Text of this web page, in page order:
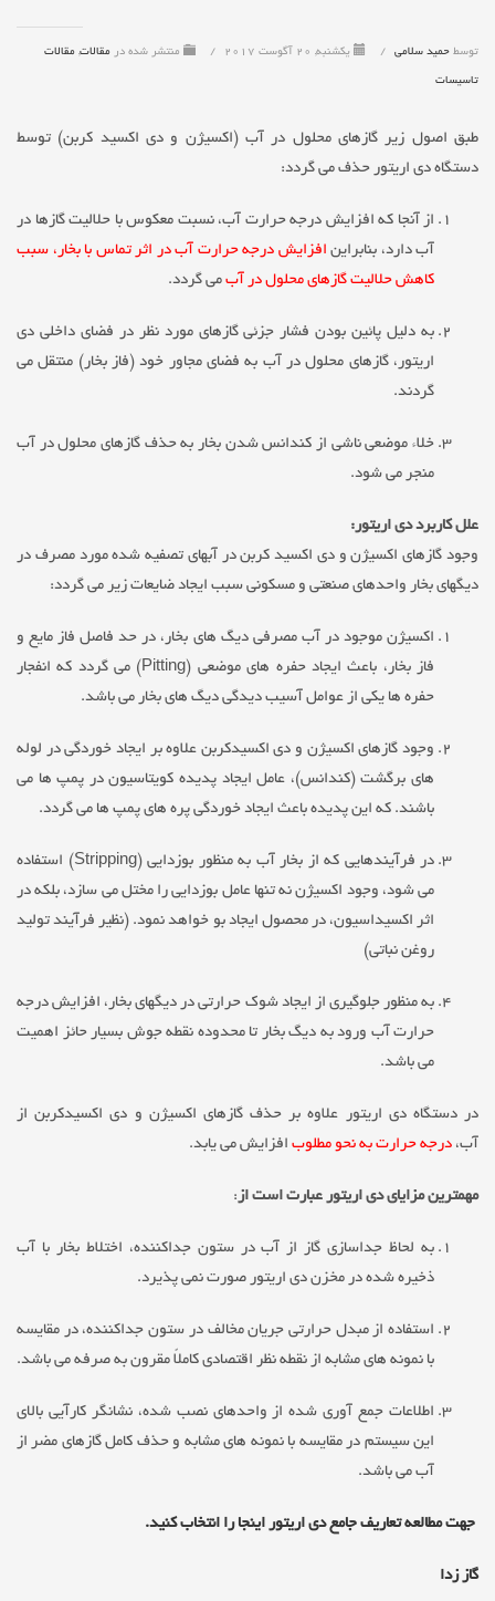
توسط حمید سلامی / یکشنبه, 20 آگوست 2017 / منتشر شده در مقالات, مقالات
تاسیسات
طبق اصول زیر گازهای محلول در آب (اکسیژن و دی اکسید کربن) توسط
دستگاه دی اریتور حذف می گردد:
از آنجا که افزایش درجه حرارت آب، نسبت معکوس با حلالیت گازها در
آب دارد، بنابراین افزایش درجه حرارت آب در اثر تماس با بخار، سبب
کاهش حلالیت گازهای محلول در آب می گردد.
به دلیل پائین بودن فشار جزئی گازهای مورد نظر در فضای داخلی دی
اریتور، گازهای محلول در آب به فضای مجاور خود (فاز بخار) منتقل می
گردند.
خلاء موضعی ناشی از کندانس شدن بخار به حذف گازهای محلول در آب
منجر می شود.
علل کاربرد دی اریتور:
وجود گازهای اکسیژن و دی اکسید کربن در آبهای تصفیه شده مورد مصرف در
دیگهای بخار واحدهای صنعتی و مسکونی سبب ایجاد ضایعات زیر می گردد:
اکسیژن موجود در آب مصرفی دیگ های بخار، در حد فاصل فاز مایع و
فاز بخار، باعث ایجاد حفره های موضعی (Pitting) می گردد که انفجار
حفره ها یکی از عوامل آسیب دیدگی دیگ های بخار می باشد.
وجود گازهای اکسیژن و دی اکسیدکربن علاوه بر ایجاد خوردگی در لوله
های برگشت (کندانس)، عامل ایجاد پدیده کویتاسیون در پمپ ها می
باشند. که این پدیده باعث ایجاد خوردگی پره های پمپ ها می گردد.
در فرآیندهایی که از بخار آب به منظور بوزدایی (Stripping) استفاده
می شود، وجود اکسیژن نه تنها عامل بوزدایی را مختل می سازد، بلکه در
اثر اکسیداسیون، در محصول ایجاد بو خواهد نمود. (نظیر فرآیند تولید
روغن نباتی)
به منظور جلوگیری از ایجاد شوک حرارتی در دیگهای بخار، افزایش درجه
حرارت آب ورود به دیگ بخار تا محدوده نقطه جوش بسیار حائز اهمیت
می باشد.
در دستگاه دی اریتور علاوه بر حذف گازهای اکسیژن و دی اکسیدکربن از
آب، درجه حرارت به نحو مطلوب افزایش می یابد.
مهمترین مزایای دی اریتور عبارت است از :
به لحاظ جداسازی گاز از آب در ستون جداکننده، اختلاط بخار با آب
ذخیره شده در مخزن دی اریتور صورت نمی پذیرد.
استفاده از مبدل حرارتی جریان مخالف در ستون جداکننده، در مقایسه
با نمونه های مشابه از نقطه نظر اقتصادی کاملاً مقرون به صرفه می باشد.
اطلاعات جمع آوری شده از واحدهای نصب شده، نشانگر کارآیی بالای
این سیستم در مقایسه با نمونه های مشابه و حذف کامل گازهای مضر از
آب می باشد.
جهت مطالعه تعاریف جامع دی اریتور اینجا را انتخاب کنید.
گاز زدا